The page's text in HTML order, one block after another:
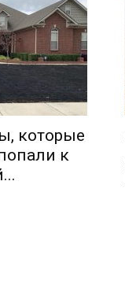
которые
к